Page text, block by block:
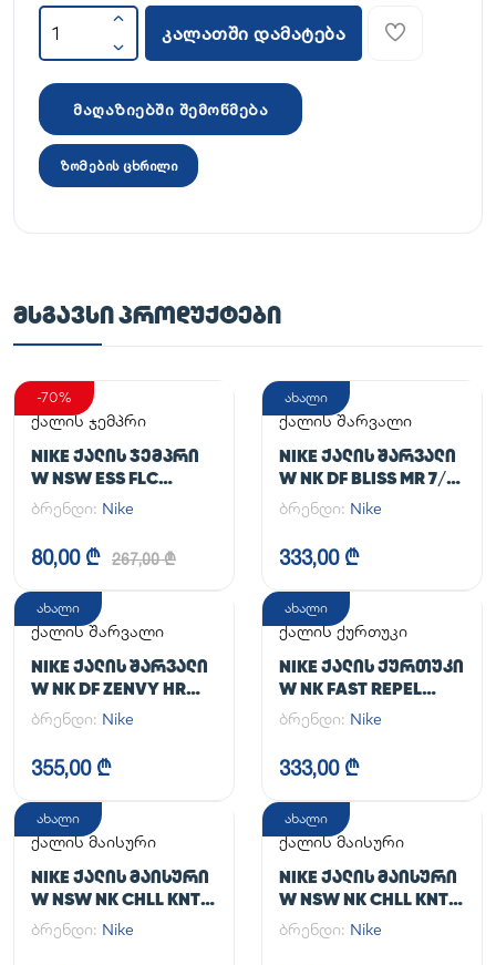
კალათში დამატება
მაღაზიებში შემოწმება
ზომების ცხრილი
ᲛᲡᲒᲐᲕᲡᲘ ᲞᲠᲝᲓᲣᲥᲢᲔᲑᲘ
-70%
ქალის ჯემპრი
NIKE ᲥᲐᲚᲘᲡ ᲯᲔᲛᲞᲠᲘ
W NSW ESS FLC
HOODIE CLCTN RE
ბრენდი: Nike
80,00 ₾ 267,00 ₾
ახალი
ქალის შარვალი
NIKE ᲥᲐᲚᲘᲡ ᲨᲐᲠᲕᲐᲚᲘ
W NK DF BLISS MR 7/8
JOGGER
ბრენდი: Nike
333,00 ₾
ახალი
ქალის შარვალი
NIKE ᲥᲐᲚᲘᲡ ᲨᲐᲠᲕᲐᲚᲘ
W NK DF ZENVY HR
TGHT
ბრენდი: Nike
355,00 ₾
ახალი
ქალის ქურთუკი
NIKE ᲥᲐᲚᲘᲡ ᲥᲣᲠᲗᲣᲙᲘ
W NK FAST REPEL
JACKET
ბრენდი: Nike
333,00 ₾
ახალი
ქალის მაისური
NIKE ᲥᲐᲚᲘᲡ ᲛᲐᲘᲡᲣᲠᲘ
W NSW NK CHLL KNT
MD CRP
ბრენდი: Nike
ახალი
ქალის მაისური
NIKE ᲥᲐᲚᲘᲡ ᲛᲐᲘᲡᲣᲠᲘ
W NSW NK CHLL KNT
MD CRP
ბრენდი: Nike